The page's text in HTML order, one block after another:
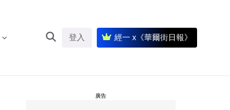
登入 經一 x《華爾街日報》
廣告